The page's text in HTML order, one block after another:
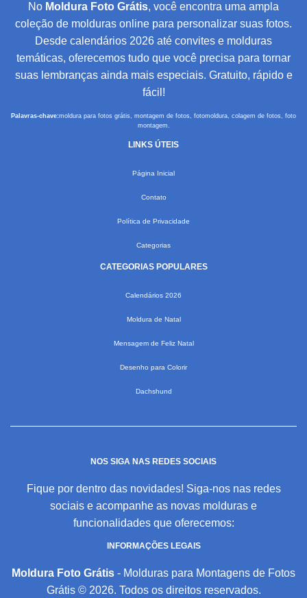
No Moldura Foto Grátis, você encontra uma ampla
coleção de molduras online para personalizar suas fotos.
Desde calendários 2026 até convites e molduras
temáticas, oferecemos tudo que você precisa para tornar
suas lembranças ainda mais especiais. Gratuito, rápido e
fácil!
Palavras-chave:moldura para fotos grátis, montagem de fotos, fotomoldura, colagem de fotos, foto
montagem.
LINKS ÚTEIS
Página Inicial
Contato
Política de Privacidade
Categorias
CATEGORIAS POPULARES
Calendários 2026
Moldura de Natal
Mensagem de Feliz Natal
Desenho para Colorir
Dachshund
NOS SIGA NAS REDES SOCIAIS
Fique por dentro das novidades! Siga-nos nas redes
sociais e acompanhe as novas molduras e
funcionalidades que oferecemos:
INFORMAÇÕES LEGAIS
Moldura Foto Grátis - Molduras para Montagens de Fotos
Grátis © 2026. Todos os direitos reservados.